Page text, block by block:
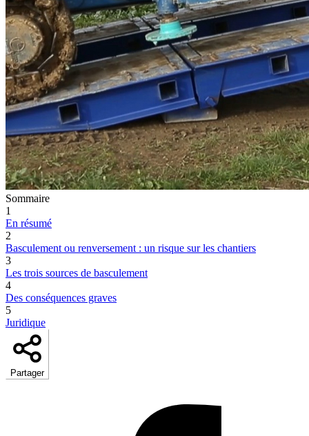
Sommaire
1
En résumé
2
Basculement ou renversement : un risque sur les chantiers
3
Les trois sources de basculement
4
Des conséquences graves
5
Juridique
Partager